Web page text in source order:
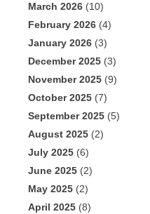
March 2026 (10)
February 2026 (4)
January 2026 (3)
December 2025 (3)
November 2025 (9)
October 2025 (7)
September 2025 (5)
August 2025 (2)
July 2025 (6)
June 2025 (2)
May 2025 (2)
April 2025 (8)